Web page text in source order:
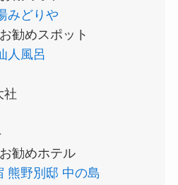
みどりや
勧めスポット
人風呂
社
勧めホテル
熊野別邸 中の島